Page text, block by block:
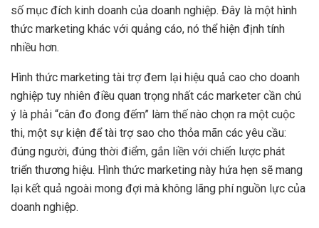
số mục đích kinh doanh của doanh nghiệp. Đây là một hình
thức marketing khác với quảng cáo, nó thể hiện định tính
nhiều hơn.
Hình thức marketing tài trợ đem lại hiệu quả cao cho doanh
nghiệp tuy nhiên điều quan trọng nhất các marketer cần chú
ý là phải “cân đo đong đếm” làm thế nào chọn ra một cuộc
thi, một sự kiện để tài trợ sao cho thỏa mãn các yêu cầu:
đúng người, đúng thời điểm, gắn liền với chiến lược phát
triển thương hiệu. Hình thức marketing này hứa hẹn sẽ mang
lại kết quả ngoài mong đợi mà không lãng phí nguồn lực của
doanh nghiệp.